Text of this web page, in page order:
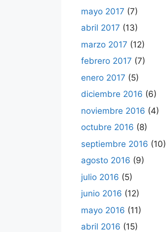
mayo 2017 (7)
abril 2017 (13)
marzo 2017 (12)
febrero 2017 (7)
enero 2017 (5)
diciembre 2016 (6)
noviembre 2016 (4)
octubre 2016 (8)
septiembre 2016 (10)
agosto 2016 (9)
julio 2016 (5)
junio 2016 (12)
mayo 2016 (11)
abril 2016 (15)